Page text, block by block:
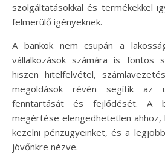
szolgáltatásokkal és termékekkel
felmerülő igényeknek.
A bankok nem csupán a
vállalkozások számára is fontos
hiszen hitelfelvétel,
megoldások révén segítik az
fenntartását és fejlődését. A
megértése elengedhetetlen
kezelni pénzügyeinket, és a
jövőnkre nézve.